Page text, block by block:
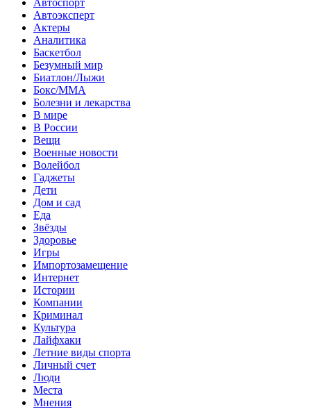
Автоспорт
Автоэксперт
Актеры
Аналитика
Баскетбол
Безумный мир
Биатлон/Лыжи
Бокс/MMA
Болезни и лекарства
В мире
В России
Вещи
Военные новости
Волейбол
Гаджеты
Дети
Дом и сад
Еда
Звёзды
Здоровье
Игры
Импортозамещение
Интернет
Истории
Компании
Криминал
Культура
Лайфхаки
Летние виды спорта
Личный счет
Люди
Места
Мнения